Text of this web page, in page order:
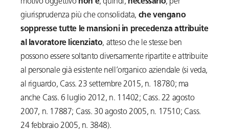
giurisprudenza più che consolidata, che vengano
soppresse tutte le mansioni in precedenza attribuite
al lavoratore licenziato, atteso che le stesse ben
possono essere soltanto diversamente ripartite e attribuite
al personale già esistente nell’organico aziendale (si veda,
al riguardo, Cass. 23 settembre 2015, n. 18780; ma
anche Cass. 6 luglio 2012, n. 11402; Cass. 22 agosto
2007, n. 17887; Cass. 30 agosto 2005, n. 17510; Cass.
24 febbraio 2005, n. 3848).